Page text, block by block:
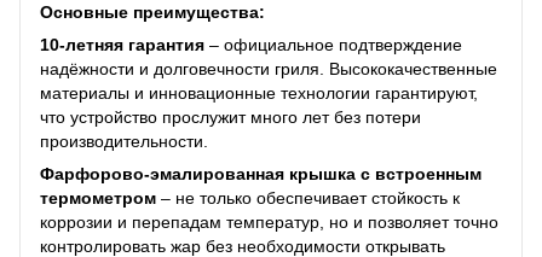
Основные преимущества:
10-летняя гарантия – официальное подтверждение
надёжности и долговечности гриля. Высококачественные
материалы и инновационные технологии гарантируют,
что устройство прослужит много лет без потери
производительности.
Фарфорово-эмалированная крышка с встроенным
термометром – не только обеспечивает стойкость к
коррозии и перепадам температур, но и позволяет точно
контролировать жар без необходимости открывать